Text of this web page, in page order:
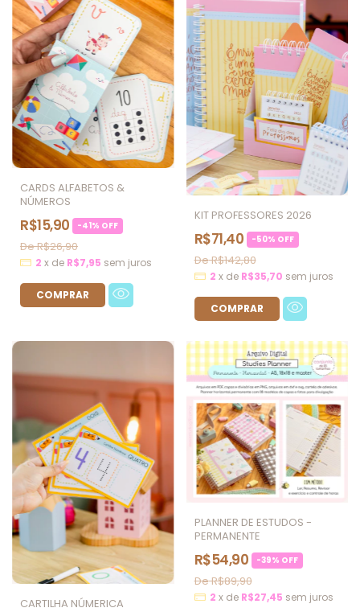
CARDS ALFABETOS &
NÚMEROS
R$15,90 -41% OFF
R$26,90
2 x de R$7,95 sem juros
KIT PROFESSORES 2026
R$71,40 -50% OFF
R$142,80
2 x de R$35,70 sem juros
CARTILHA NÚMERICA
PLANNER DE ESTUDOS -
PERMANENTE
R$54,90 -39% OFF
R$89,90
2 x de R$27,45 sem juros